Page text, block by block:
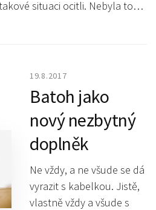
situaci ocitli. Nebyla to…
19.8.2017
Batoh jako
nový nezbytný
doplněk
Ne vždy, a ne všude se dá
vyrazit s kabelkou. Jistě,
vlastně vždy a všude s